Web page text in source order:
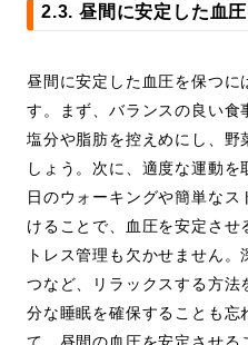
2.3. 昼間に安定した血
昼間に安定した血圧を保つに
す。まず、バランスの良い食
塩分や脂肪を控えめにし、野
しょう。次に、適度な運動
日のウォーキングや簡単な
けることで、血圧を安定させ
トレス管理も欠かせません
つなど、リラックスする方
分な睡眠を確保することも忘
て、昼間の血圧を安定させる